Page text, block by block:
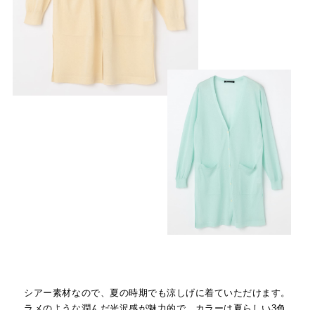
シアー素材なので、夏の時期でも涼しげに着ていただけます。